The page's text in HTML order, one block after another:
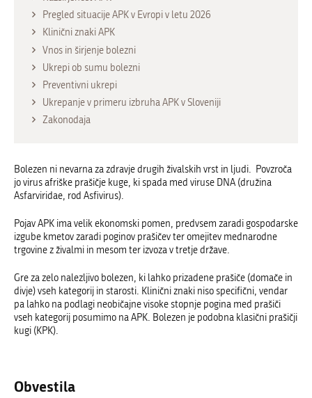
Pregled situacije APK v Evropi v letu 2026
Klinični znaki APK
Vnos in širjenje bolezni
Ukrepi ob sumu bolezni
Preventivni ukrepi
Ukrepanje v primeru izbruha APK v Sloveniji
Zakonodaja
Bolezen ni nevarna za zdravje drugih živalskih vrst in ljudi. Povzroča
jo virus afriške prašičje kuge, ki spada med viruse DNA (družina
Asfarviridae, rod Asfivirus).
Pojav APK ima velik ekonomski pomen, predvsem zaradi gospodarske
izgube kmetov zaradi poginov prašičev ter omejitev mednarodne
trgovine z živalmi in mesom ter izvoza v tretje države.
Gre za zelo nalezljivo bolezen, ki lahko prizadene prašiče (domače in
divje) vseh kategorij in starosti. Klinični znaki niso specifični, vendar
pa lahko na podlagi neobičajne visoke stopnje pogina med prašiči
vseh kategorij posumimo na APK. Bolezen je podobna klasični prašičji
kugi (KPK).
Obvestila